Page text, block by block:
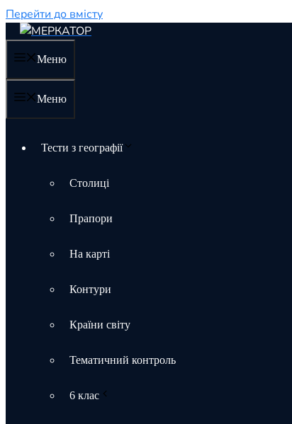
Перейти до вмісту
Меню
Меню
Тести з географії
Столиці
Прапори
На карті
Контури
Країни світу
Тематичний контроль
6 клас